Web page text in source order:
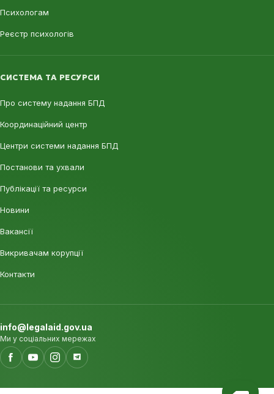
Психологам
Реєстр психологів
СИСТЕМА ТА РЕСУРСИ
Про систему надання БПД
Координаційний центр
Центри системи надання БПД
Постанови та ухвали
Публікації та ресурси
Новини
Вакансії
Викривачам корупції
Контакти
info@legalaid.gov.ua
Ми у соціальних мережах